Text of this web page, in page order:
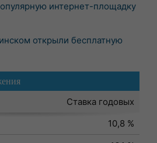
интернет-площадку
открыли бесплатную
Ставка годовых
10,8 %